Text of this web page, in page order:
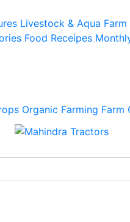
Livestock & Aqua
Food Receipes
Organic Farming Farm